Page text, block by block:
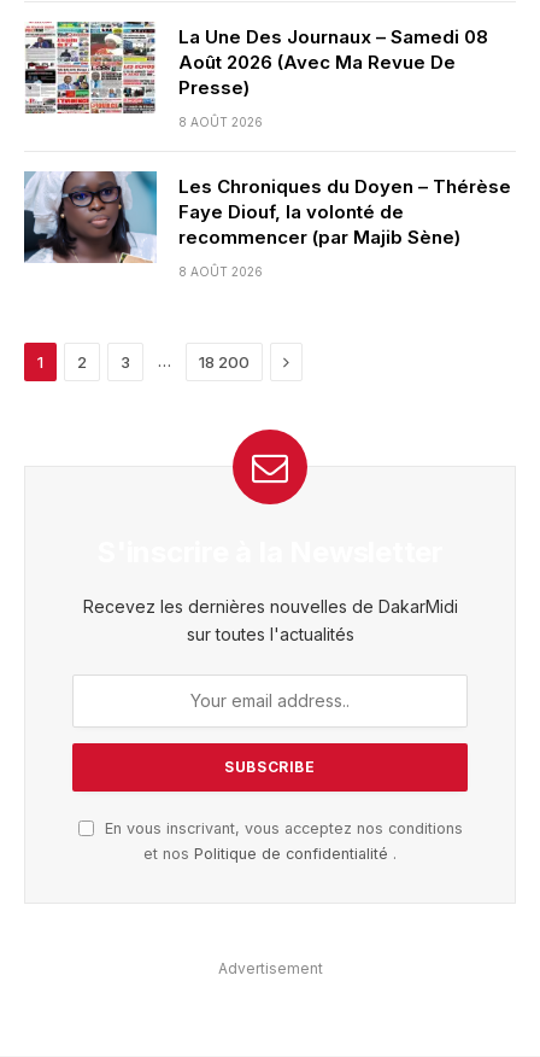
La Une Des Journaux – Samedi 08
Août 2026 (Avec Ma Revue De
Presse)
8 AOÛT 2026
Les Chroniques du Doyen – Thérèse
Faye Diouf, la volonté de
recommencer (par Majib Sène)
8 AOÛT 2026
1 2 3 … 18 200 Next
Recevez les dernières nouvelles de DakarMidi
sur toutes l'actualités
En vous inscrivant, vous acceptez nos conditions
et nos Politique de confidentialité .
Advertisement